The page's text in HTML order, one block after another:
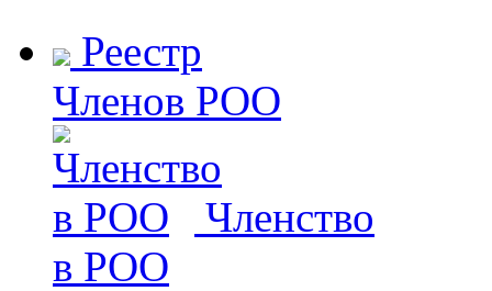
Реестр
Членов РОО
Членство
в РОО